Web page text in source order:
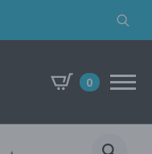
Search
0